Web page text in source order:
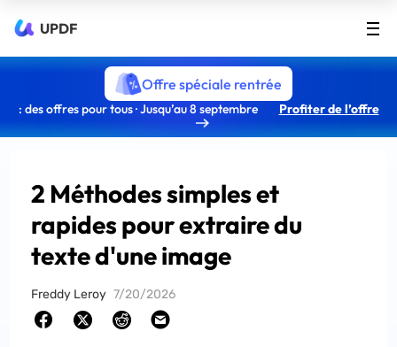
UPDF
Offre spéciale rentrée
: des offres pour tous · Jusqu’au 8 septembre Profiter de l’offre
2 Méthodes simples et
rapides pour extraire du
texte d'une image
Freddy Leroy 7/20/2026